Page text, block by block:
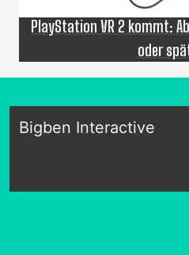
PlayStation VR 2 kommt:
oder
Bigben Interactive